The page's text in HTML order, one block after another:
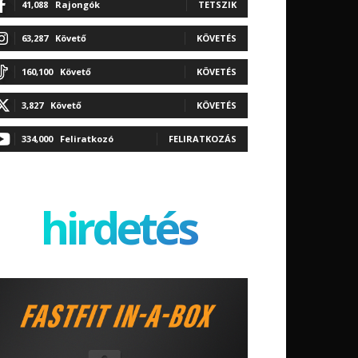
41,088 Rajongók TETSZIK
63,287 Követő KÖVETÉS
160,100 Követő KÖVETÉS
3,827 Követő KÖVETÉS
334,000 Feliratkozó FELIRATKOZÁS
hirdetés